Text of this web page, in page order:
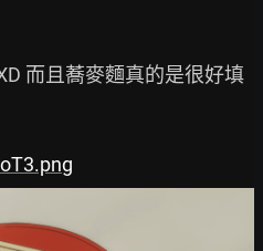
而且蕎麥麵真的是很好填